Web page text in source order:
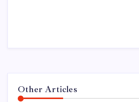
Other Articles